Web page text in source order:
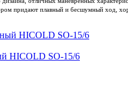
придают плавный и бесшумный ход,
HICOLD SO-15/6